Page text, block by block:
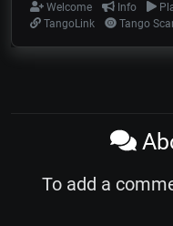
Welcome Info
TangoLink
Tango
To add a